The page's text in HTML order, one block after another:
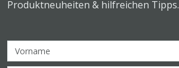
Produktneuheiten & hilfreichen Tipps.